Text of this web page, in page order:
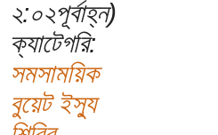
২:০২পূর্বাহ্ন)
ক্যাটেগরি:
সমসাময়িক
বুয়েট ইস্যু